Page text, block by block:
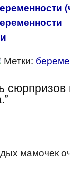
Метки:
сюрпризов
мамочек